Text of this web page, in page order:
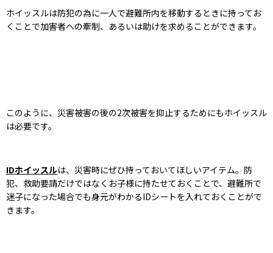
ホイッスルは防犯の為に一人で避難所内を移動するときに持ってお
くことで加害者への牽制、あるいは助けを求めることができます。
このように、災害被害の後の2次被害を抑止するためにもホイッスル
は必要です。
IDホイッスルは、災害時にぜひ持っておいてほしいアイテム。防
犯、救助要請だけではなくお子様に持たせておくことで、避難所で
迷子になった場合でも身元がわかるIDシートを入れておくことがで
きます。